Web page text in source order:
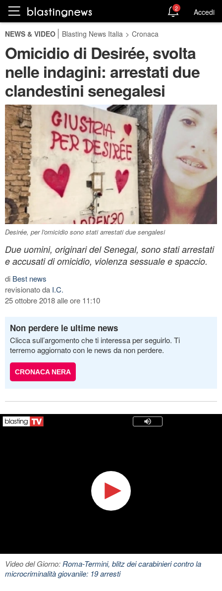
2 Accedi
NEWS & VIDEO Blasting News Italia > Cronaca
Omicidio di Desirée, svolta
nelle indagini: arrestati due
clandestini senegalesi
Desirée, per l'omicidio sono stati arrestati due sengalesi
Due uomini, originari del Senegal, sono stati arrestati
e accusati di omicidio, violenza sessuale e spaccio.
di Best news
revisionato da I.C.
25 ottobre 2018 alle ore 11:10
Non perdere le ultime news
Clicca sull’argomento che ti interessa per seguirlo. Ti
terremo aggiornato con le news da non perdere.
CRONACA NERA
Video del Giorno:Roma-Termini, blitz dei carabinieri contro la
microcriminalità giovanile: 19 arresti